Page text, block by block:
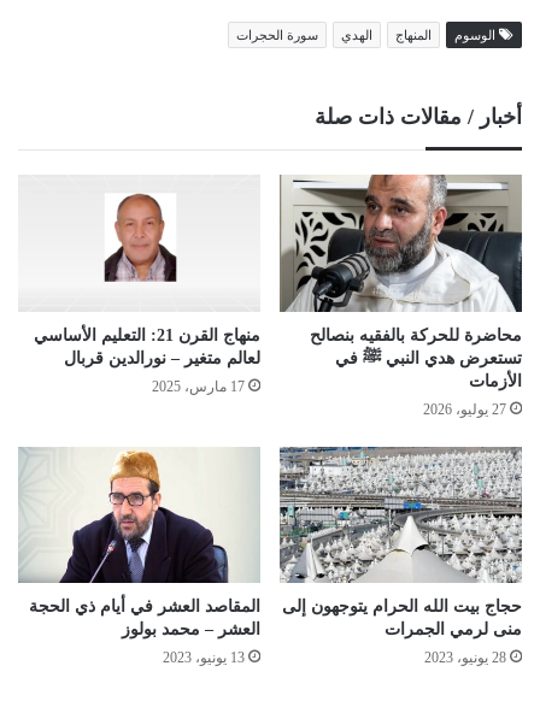
الوسوم المنهاج الهدي سورة الحجرات
أخبار / مقالات ذات صلة
محاضرة للحركة بالفقيه بنصالح
تستعرض هدي النبي ﷺ في
الأزمات
27 يوليو، 2026
منهاج القرن 21: التعليم الأساسي
لعالم متغير – نورالدين قربال
17 مارس، 2025
حجاج بيت الله الحرام يتوجهون إلى
منى لرمي الجمرات
28 يونيو، 2023
المقاصد العشر في أيام ذي الحجة
العشر – محمد بولوز
13 يونيو، 2023